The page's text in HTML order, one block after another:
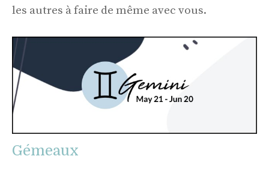
les autres à faire de même avec vous.
Gémeaux